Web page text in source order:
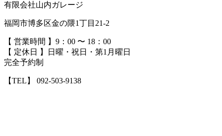
有限会社山内ガレージ
福岡市博多区金の隈1丁目21-2
【 営業時間 】9：00 〜 18：00
【 定休日 】日曜・祝日・第1月曜日
完全予約制
【TEL】 092-503-9138